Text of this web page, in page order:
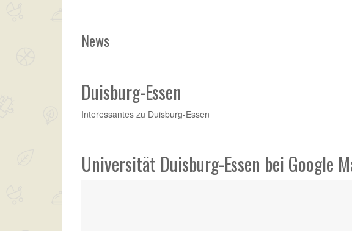
News
Duisburg-Essen
Interessantes zu Duisburg-Essen
Universität Duisburg-Essen bei Google